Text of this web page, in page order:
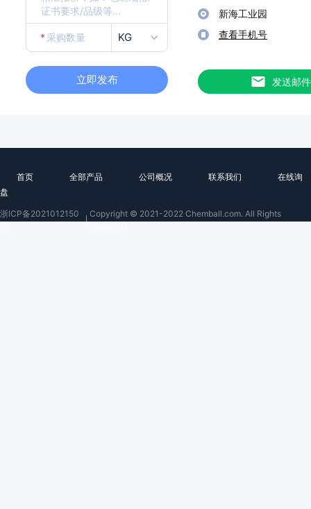
* KG
立即发布
新海工业园
查看手机号
发送邮件
首页 全部产品 公司概况 联系我们
在线询
盘
浙ICP备2021012150
Copyright © 2021-2022 Chemball.com. All Rights